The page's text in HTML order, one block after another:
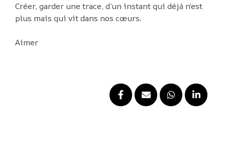
Créer, garder une trace, d’un instant qui déjà n’est
plus mais qui vit dans nos cœurs.
Aimer